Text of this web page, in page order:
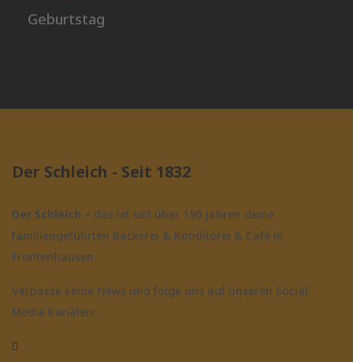
Geburtstag
Der Schleich - Seit 1832
Der Schleich – das ist seit über 190 Jahren deine
familiengeführten Bäckerei & Konditorei & Café in
Frontenhausen.
Verpasse keine News und folge uns auf unseren Social
Media Kanälen: